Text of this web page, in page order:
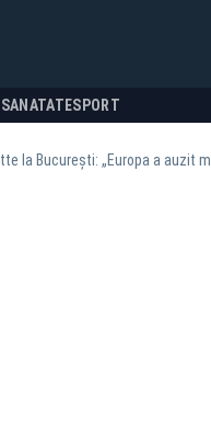
SANATATESPORT
la București: „Europa a auzit